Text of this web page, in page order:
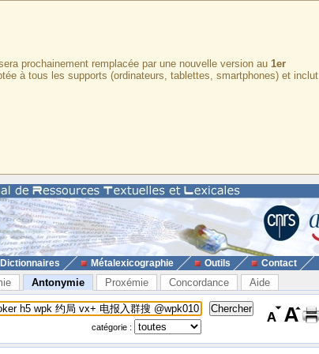
prochainement remplacée par une nouvelle version au 1er
à tous les supports (ordinateurs, tablettes, smartphones) et inclut
Dictionnaires Métalexicographie Outils Contact
Antonymie Proxémie Concordance Aide
catégorie :